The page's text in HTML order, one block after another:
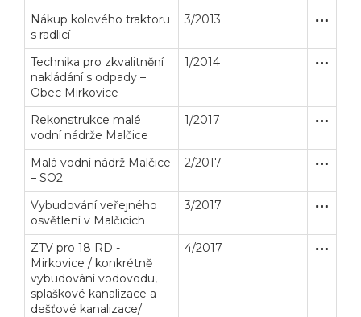
Nákup kolového traktoru
s radlicí
3/2013
Technika pro zkvalitnění
nakládání s odpady –
Obec Mirkovice
1/2014
Rekonstrukce malé
vodní nádrže Malčice
1/2017
Malá vodní nádrž Malčice
– SO2
2/2017
Vybudování veřejného
osvětlení v Malčicích
3/2017
ZTV pro 18 RD -
Mirkovice / konkrétně
vybudování vodovodu,
splaškové kanalizace a
dešťové kanalizace/
4/2017
Veřejné zakázky Zadavatel Webináře
Poslat
Powered by chaterimo